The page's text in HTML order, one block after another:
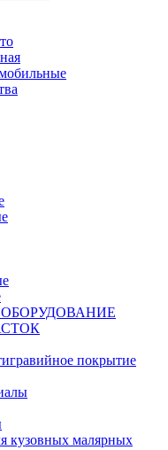
покрытие
кузовных малярных